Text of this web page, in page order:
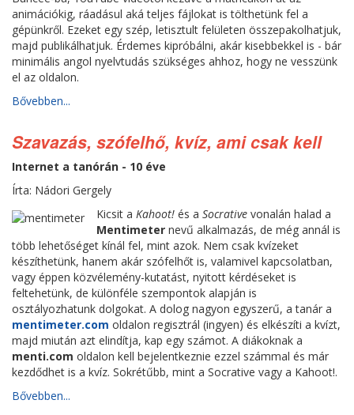
animációkig, ráadásul aká teljes fájlokat is tölthetünk fel a
gépünkről. Ezeket egy szép, letisztult felületen összepakolhatjuk,
majd publikálhatjuk. Érdemes kipróbálni, akár kisebbekkel is - bár
minimális angol nyelvtudás szükséges ahhoz, hogy ne vesszünk
el az oldalon.
Bővebben...
Szavazás, szófelhő, kvíz, ami csak kell
Internet a tanórán - 10 éve
Írta: Nádori Gergely
Kicsit a Kahoot! és a Socrative vonalán halad a
Mentimeter nevű alkalmazás, de még annál is
több lehetőséget kínál fel, mint azok. Nem csak kvízeket
készíthetünk, hanem akár szófelhőt is, valamivel kapcsolatban,
vagy éppen közvélemény-kutatást, nyitott kérdéseket is
feltehetünk, de különféle szempontok alapján is
osztályozhatunk dolgokat. A dolog nagyon egyszerű, a tanár a
mentimeter.com oldalon regisztrál (ingyen) és elkészíti a kvízt,
majd miután azt elindítja, kap egy számot. A diákoknak a
menti.com oldalon kell bejelentkeznie ezzel számmal és már
kezdődhet is a kvíz. Sokrétűbb, mint a Socrative vagy a Kahoot!.
Bővebben...